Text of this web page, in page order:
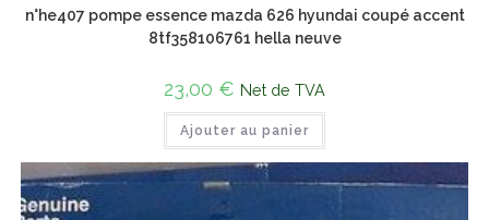
n°he407 pompe essence mazda 626 hyundai coupé accent
8tf358106761 hella neuve
23,00 € Net de TVA
Ajouter au panier